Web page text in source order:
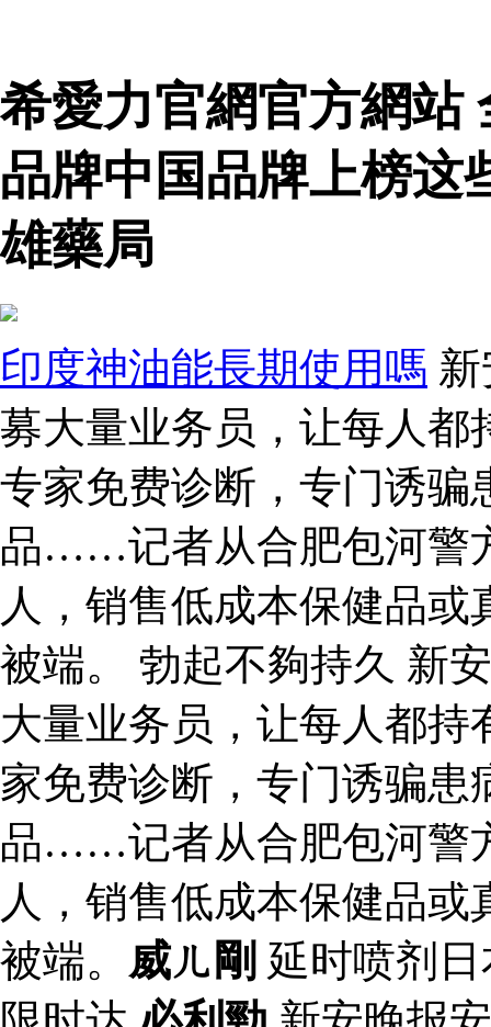
希愛力官網官方網站
品牌中国品牌上榜这
雄藥局
印度神油能長期使用嗎
募大量业务员，让每人都
专家免费诊断，专门诱骗
品……记者从合肥包河警
人，销售低成本保健品
被端。 勃起不夠持久 新
大量业务员，让每人都持
家免费诊断，专门诱骗
品……记者从合肥包河警
人，销售低成本保健品
被端。 威ㄦ剛 延时喷剂